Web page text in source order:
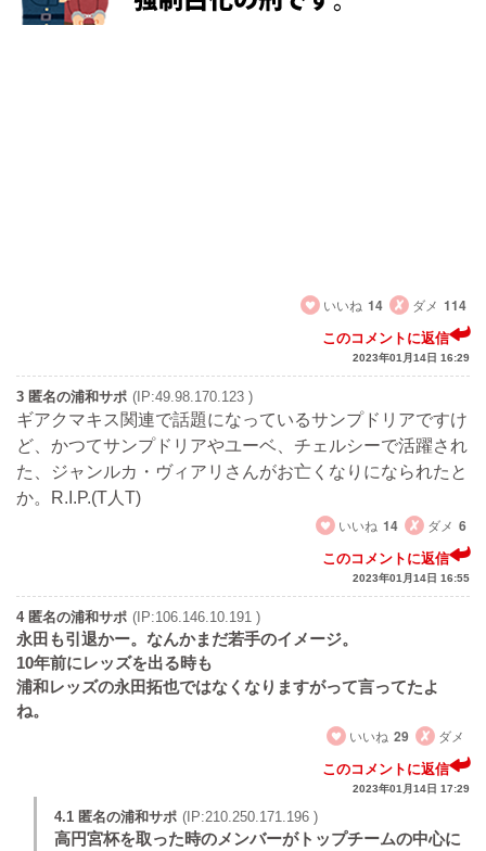
いいね 14 ダメ 114
このコメントに返信
2023年01月14日 16:29
3 匿名の浦和サポ (IP:49.98.170.123 )
ギアクマキス関連で話題になっているサンプドリアですけ
ど、かつてサンプドリアやユーベ、チェルシーで活躍され
た、ジャンルカ・ヴィアリさんがお亡くなりになられたと
か。R.I.P.(T人T)
いいね 14 ダメ 6
このコメントに返信
2023年01月14日 16:55
4 匿名の浦和サポ (IP:106.146.10.191 )
永田も引退かー。なんかまだ若手のイメージ。
10年前にレッズを出る時も
浦和レッズの永田拓也ではなくなりますがって言ってたよ
ね。
いいね 29 ダメ
このコメントに返信
2023年01月14日 17:29
4.1 匿名の浦和サポ (IP:210.250.171.196 )
高円宮杯を取った時のメンバーがトップチームの中心に